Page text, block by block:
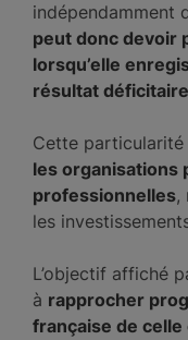
indépendamment
peut donc devoir
lorsqu’elle
résultat déficitaire
Cette particularité
les organisations
professionnelles,
les
L’objectif affiché
à rapprocher
française de